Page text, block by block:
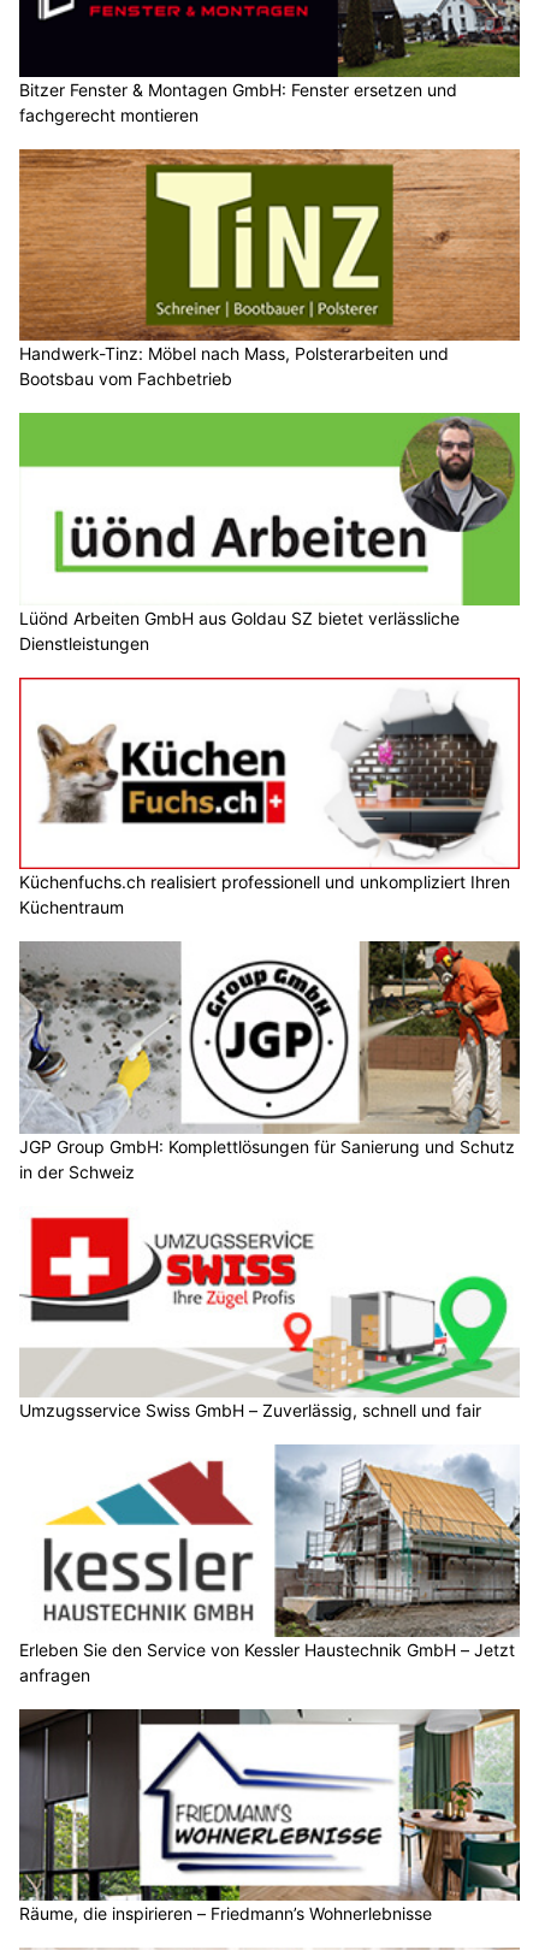
Bitzer Fenster & Montagen GmbH: Fenster ersetzen und
fachgerecht montieren
Handwerk-Tinz: Möbel nach Mass, Polsterarbeiten und
Bootsbau vom Fachbetrieb
Lüönd Arbeiten GmbH aus Goldau SZ bietet verlässliche
Dienstleistungen
Küchenfuchs.ch realisiert professionell und unkompliziert Ihren
Küchentraum
JGP Group GmbH: Komplettlösungen für Sanierung und Schutz
in der Schweiz
Umzugsservice Swiss GmbH – Zuverlässig, schnell und fair
Erleben Sie den Service von Kessler Haustechnik GmbH – Jetzt
anfragen
Räume, die inspirieren – Friedmann’s Wohnerlebnisse